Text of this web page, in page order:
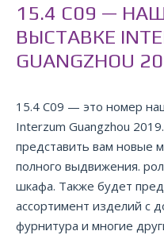
15.4 C09 —
ВЫСТАВКЕ
GUANGZHOU
15.4 C09 — это номер
Interzum Guangzhou
представить вам новые
полного выдвижения.
шкафа. Также будет
ассортимент изделий с
фурнитура и многие